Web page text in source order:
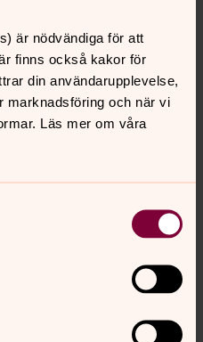
är nödvändiga för att
finns också kakor för
din användarupplevelse,
marknadsföring och när vi
Läs mer om våra
kan du läsa om